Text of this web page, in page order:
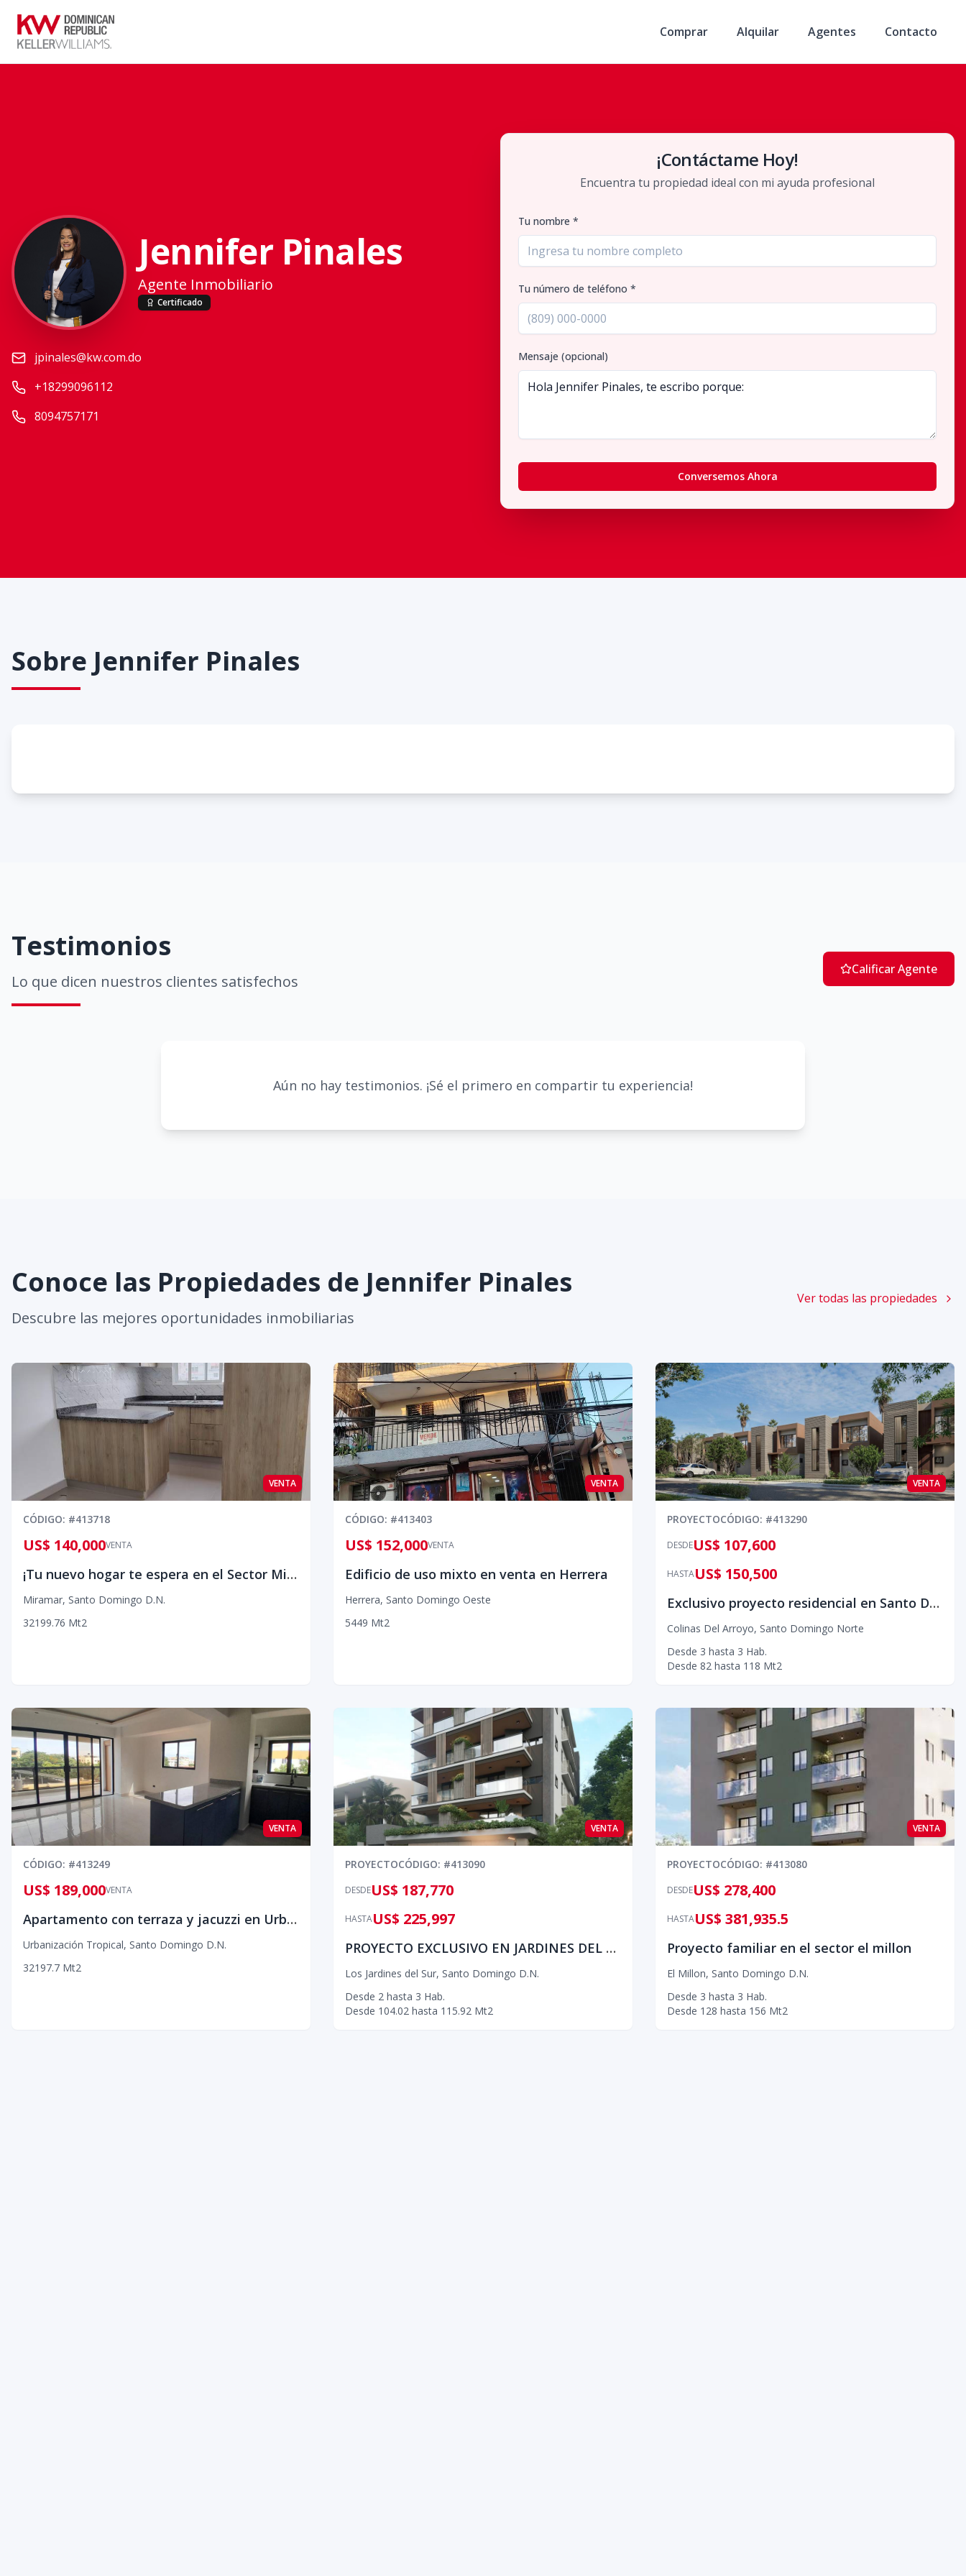
Comprar Alquilar Agentes Contacto
Jennifer Pinales
Agente Inmobiliario
Certificado
jpinales@kw.com.do
+18299096112
8094757171
¡Contáctame Hoy!
Encuentra tu propiedad ideal con mi ayuda profesional
Tu nombre *
Tu número de teléfono *
Mensaje (opcional)
Conversemos Ahora
Sobre Jennifer Pinales
Testimonios
Lo que dicen nuestros clientes satisfechos
Calificar Agente
Aún no hay testimonios. ¡Sé el primero en compartir tu experiencia!
Conoce las Propiedades de Jennifer Pinales
Descubre las mejores oportunidades inmobiliarias
Ver todas las propiedades
VENTA
CÓDIGO: #413718
VENTA
US$ 140,000
¡Tu nuevo hogar te espera en el Sector Miramar, Ave. Independencia!
Miramar, Santo Domingo D.N.
32199.76 Mt2
VENTA
CÓDIGO: #413403
VENTA
US$ 152,000
Edificio de uso mixto en venta en Herrera
Herrera, Santo Domingo Oeste
5449 Mt2
VENTA
PROYECTOCÓDIGO: #413290
DESDEUS$ 107,600
HASTAUS$ 150,500
Exclusivo proyecto residencial en Santo Domingo Norte
Colinas Del Arroyo, Santo Domingo Norte
Desde 3 hasta 3 Hab.
Desde 82 hasta 118 Mt2
VENTA
CÓDIGO: #413249
VENTA
US$ 189,000
Apartamento con terraza y jacuzzi en Urb. El Tropical
Urbanización Tropical, Santo Domingo D.N.
32197.7 Mt2
VENTA
PROYECTOCÓDIGO: #413090
DESDEUS$ 187,770
HASTAUS$ 225,997
PROYECTO EXCLUSIVO EN JARDINES DEL SUR
Los Jardines del Sur, Santo Domingo D.N.
Desde 2 hasta 3 Hab.
Desde 104.02 hasta 115.92 Mt2
VENTA
PROYECTOCÓDIGO: #413080
DESDEUS$ 278,400
HASTAUS$ 381,935.5
Proyecto familiar en el sector el millon
El Millon, Santo Domingo D.N.
Desde 3 hasta 3 Hab.
Desde 128 hasta 156 Mt2